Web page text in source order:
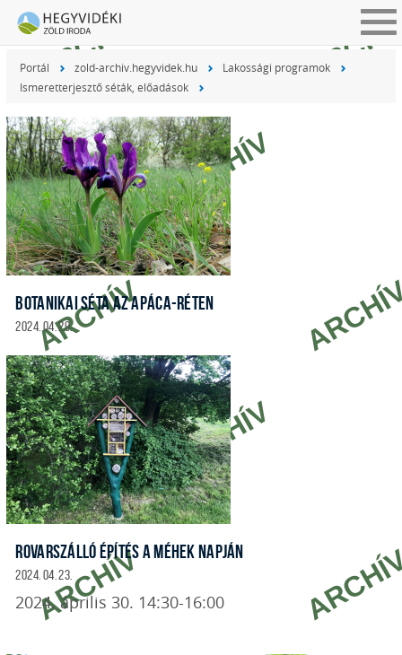
Portál zold-archiv.hegyvidek.hu
Lakossági programok
Ismeretterjesztő séták, előadások
BOTANIKAI SÉTA AZ APÁCA-RÉTEN
2024. 04. 29.
ROVARSZÁLLÓ ÉPÍTÉS A MÉHEK NAPJÁN
2024. 04. 23.
2024. április 30. 14:30-16:00